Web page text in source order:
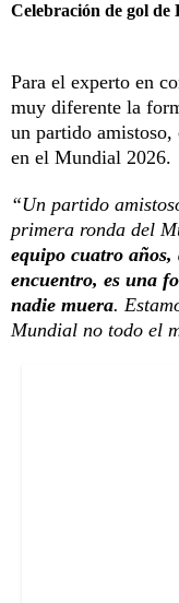
Celebración de gol de
Para el experto en
muy diferente la
un partido amistoso,
en el Mundial 2026.
“Un partido
primera ronda del
equipo cuatro años,
encuentro, es una
nadie muera.
Mundial no todo el